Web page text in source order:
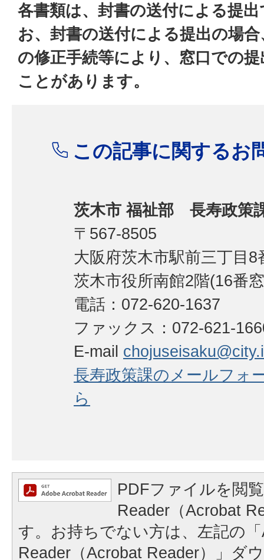
各書類は、封書の送付による提
お、封書の送付による提出の場
の修正手続等により、窓口での
ことがあります。
この記事に関するお
茨木市 福祉部 長寿政策
〒567-8505
大阪府茨木市駅前三丁目8
茨木市役所南館2階(16番
電話：072-620-1637
ファックス：072-621-
E-mail
長寿政策課のメールフォ
ら
PDFファイルを閲
Reader（Acrobat
す。お持ちでない方は、左記の
Reader（Acrobat Reader）」ダ